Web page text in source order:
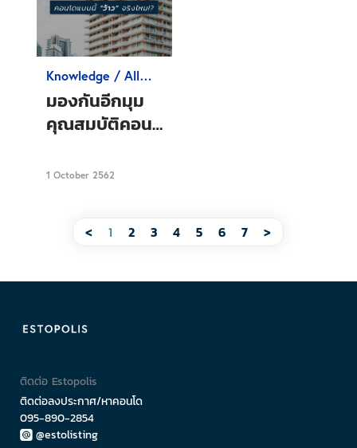
Knowledge / All
about Condo
มองกันอีกมุม
คุณสมบัติคอน
แท้จริงแล้ว
1 October 2562
< 1 2 3 4 5 6 7 >
ติดต่อ Estopolis
ติดต่อลงประกาศ/หาคอนโด
095-890-2854
@estolisting